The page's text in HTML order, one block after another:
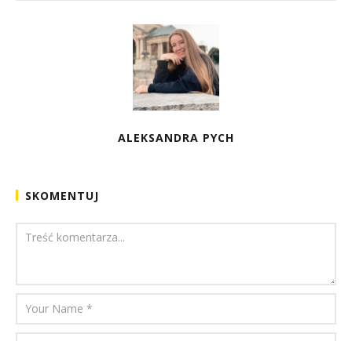
ALEKSANDRA PYCH
SKOMENTUJ